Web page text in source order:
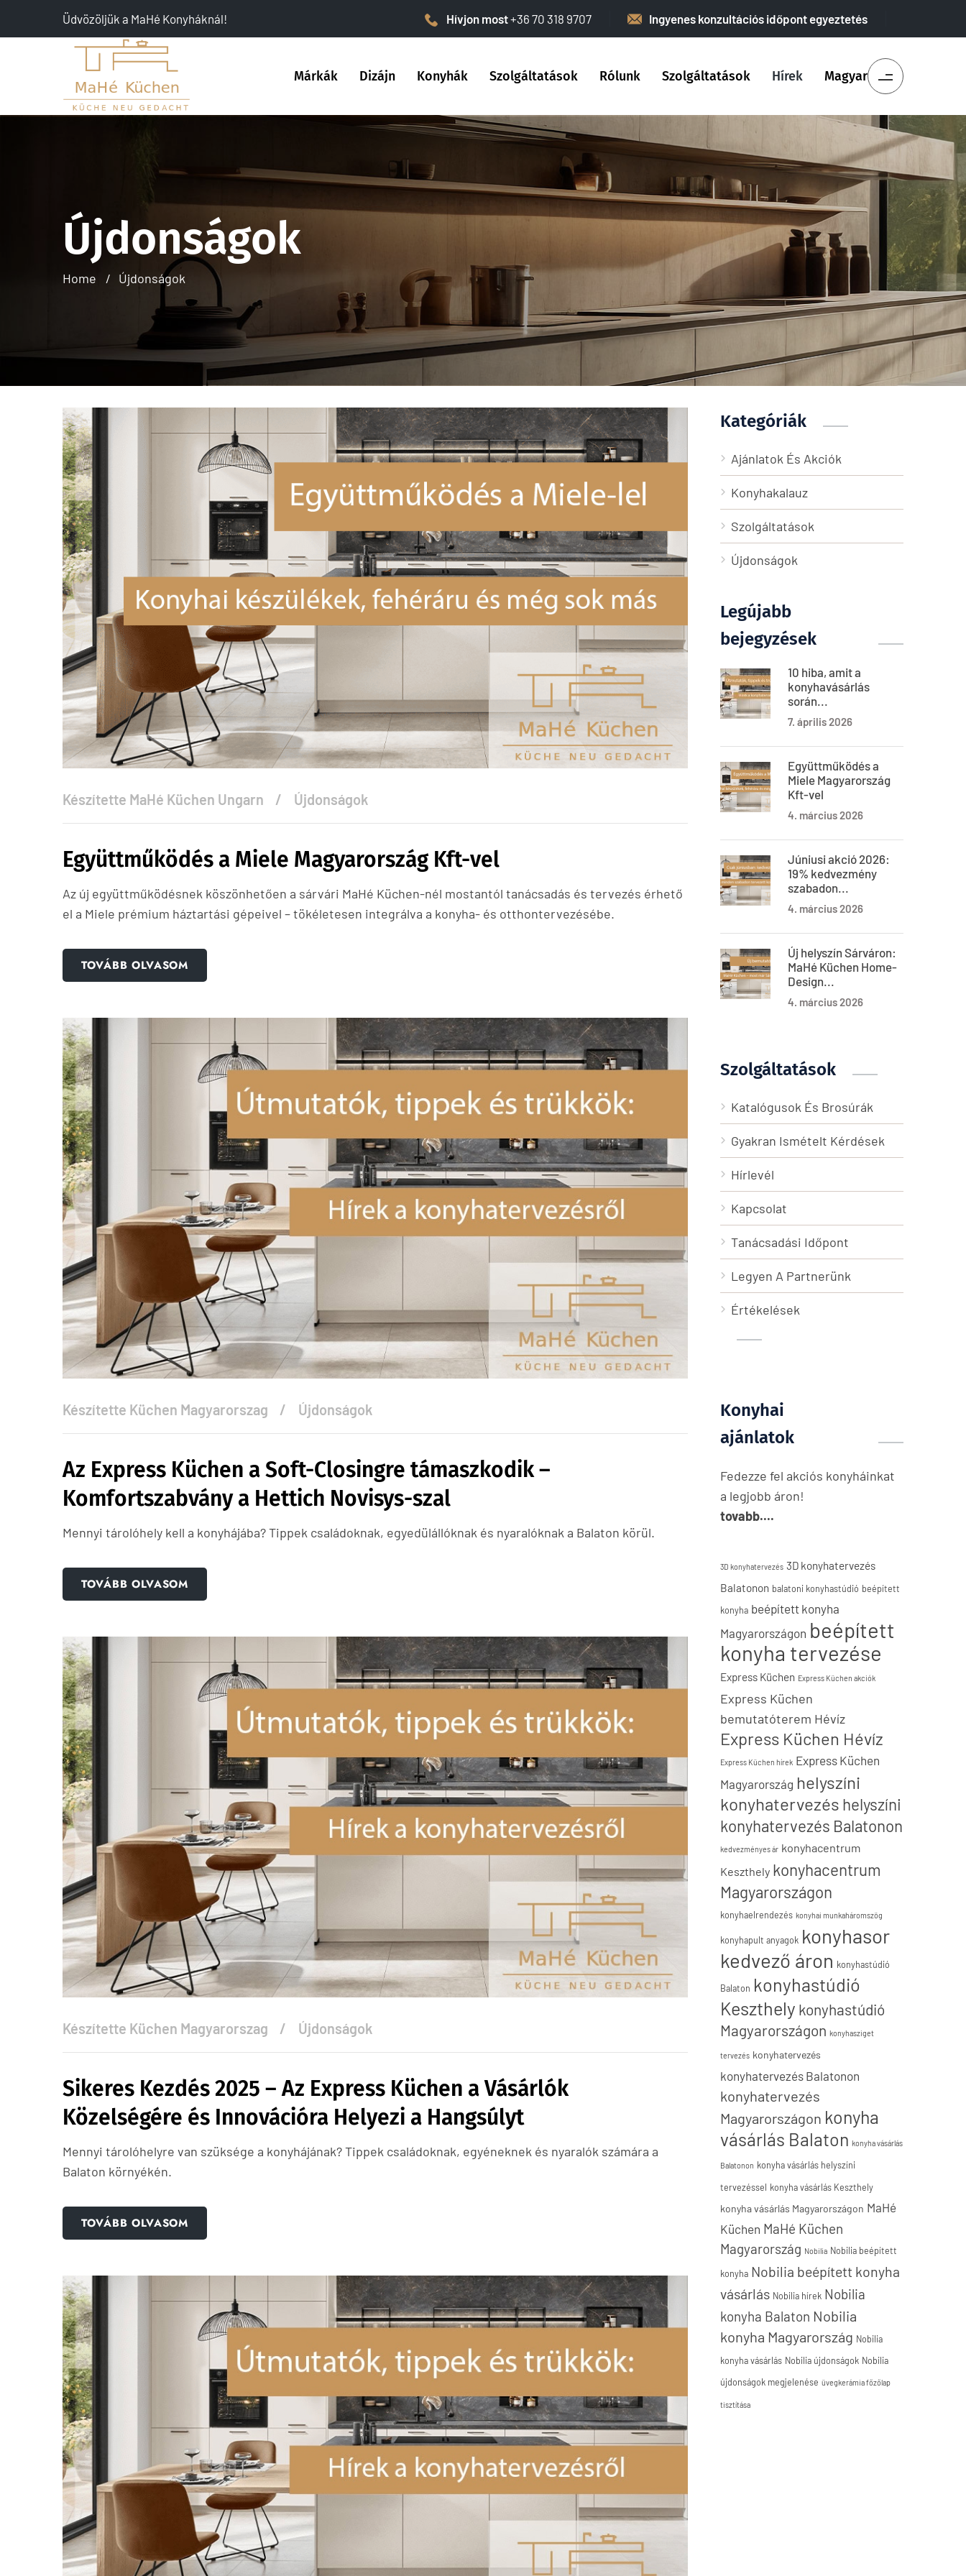
Üdvözöljük a MaHé Konyháknál! Hívjon most+36 70 318 9707 Ingyenes konzultációs időpont egyeztetés
Márkák Dizájn Konyhák Szolgáltatások Rólunk Szolgáltatások Hírek Magyar
Újdonságok
Home Újdonságok
Készítette MaHé Küchen Ungarn Újdonságok
Együttműködés a Miele Magyarország Kft-vel
Az új együttműködésnek köszönhetően a sárvári MaHé Küchen-nél mostantól tanácsadás és tervezés érhető
el a Miele prémium háztartási gépeivel – tökéletesen integrálva a konyha- és otthontervezésébe.
TOVÁBB OLVASOM
Készítette Küchen Magyarorszag Újdonságok
Az Express Küchen a Soft-Closingre támaszkodik –
Komfortszabvány a Hettich Novisys-szal
Mennyi tárolóhely kell a konyhájába? Tippek családoknak, egyedülállóknak és nyaralóknak a Balaton körül.
TOVÁBB OLVASOM
Készítette Küchen Magyarorszag Újdonságok
Sikeres Kezdés 2025 – Az Express Küchen a Vásárlók
Közelségére és Innovációra Helyezi a Hangsúlyt
Mennyi tárolóhelyre van szüksége a konyhájának? Tippek családoknak, egyéneknek és nyaralók számára a
Balaton környékén.
TOVÁBB OLVASOM
Kategóriák
Ajánlatok És Akciók
Konyhakalauz
Szolgáltatások
Újdonságok
Legújabb
bejegyzések
10 hiba, amit a
konyhavásárlás
során...
7. április 2026
Együttműködés a
Miele Magyarország
Kft-vel
4. március 2026
Júniusi akció 2026:
19% kedvezmény
szabadon...
4. március 2026
Új helyszín Sárváron:
MaHé Küchen Home-
Design...
4. március 2026
Szolgáltatások
Katalógusok És Brosúrák
Gyakran Ismételt Kérdések
Hírlevél
Kapcsolat
Tanácsadási Időpont
Legyen A Partnerünk
Értékelések
Konyhai
ajánlatok
Fedezze fel akciós konyháinkat
a legjobb áron!
tovabb....
3D konyhatervezés 3D konyhatervezés
Balatonon balatoni konyhastúdió beépített
konyha beépített konyha
Magyarországon beépített
konyha tervezése
Express Küchen Express Küchen akciók
Express Küchen
bemutatóterem Hévíz
Express Küchen Hévíz
Express Küchen hírek Express Küchen
Magyarország helyszíni
konyhatervezés helyszíni
konyhatervezés Balatonon
kedvezményes ár konyhacentrum
Keszthely konyhacentrum
Magyarországon
konyhaelrendezés konyhai munkaháromszög
konyhapult anyagok konyhasor
kedvező áron konyhastúdió
Balaton konyhastúdió
Keszthely konyhastúdió
Magyarországon konyhasziget
tervezés konyhatervezés
konyhatervezés Balatonon
konyhatervezés
Magyarországon konyha
vásárlás Balaton konyha vásárlás
Balatonon konyha vásárlás helyszíni
tervezéssel konyha vásárlás Keszthely
konyha vásárlás Magyarországon MaHé
Küchen MaHé Küchen
Magyarország Nobilia Nobilia beépített
konyha Nobilia beépített konyha
vásárlás Nobilia hírek Nobilia
konyha Balaton Nobilia
konyha Magyarország Nobilia
konyha vásárlás Nobilia újdonságok Nobilia
újdonságok megjelenése üvegkerámia főzőlap
tisztítása